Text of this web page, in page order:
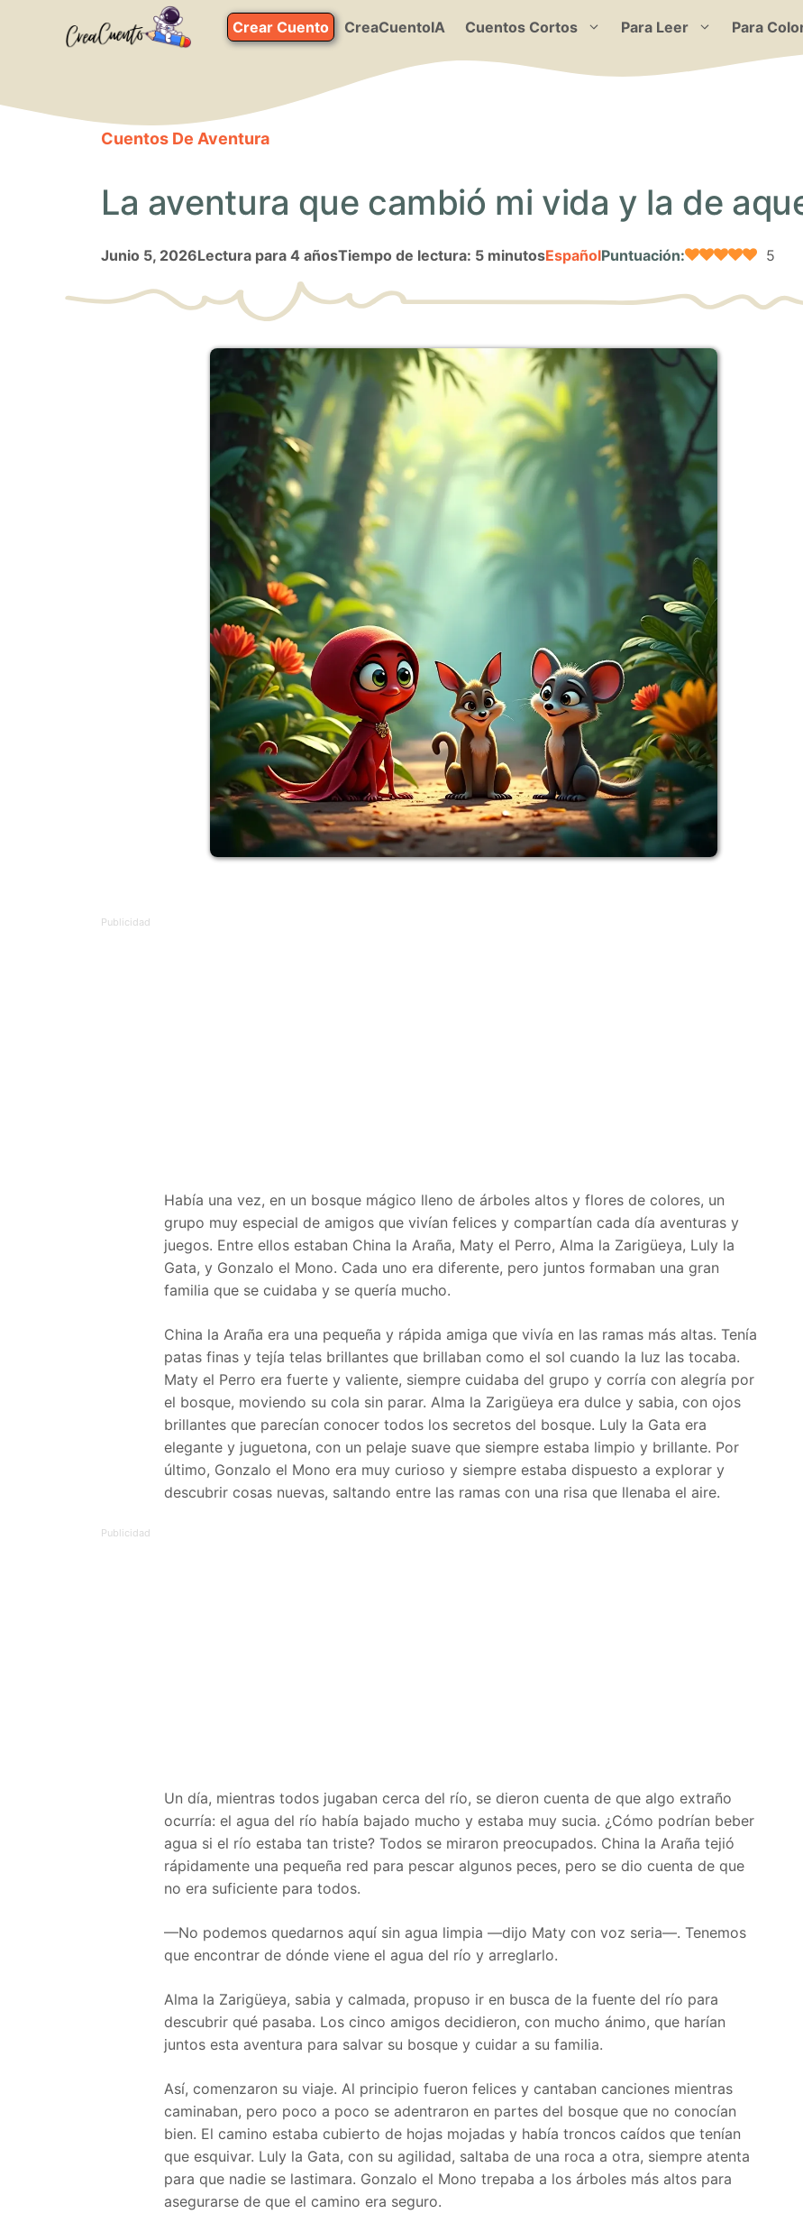
Crear Cuento CreaCuentoIA Cuentos Cortos Para Leer Para
Cuentos De Aventura
La aventura que cambió mi vida y la de
junio 5, 2026Lectura para 4 añosTiempo de lectura: 5 minutosEspañolPuntuación: 5
Había una vez, en un bosque mágico lleno de árboles altos y flores de colores, un
grupo muy especial de amigos que vivían felices y compartían cada día aventuras y
juegos. Entre ellos estaban China la Araña, Maty el Perro, Alma la Zarigüeya, Luly la
Gata, y Gonzalo el Mono. Cada uno era diferente, pero juntos formaban una gran
familia que se cuidaba y se quería mucho.
China la Araña era una pequeña y rápida amiga que vivía en las ramas más altas. Tenía
patas finas y tejía telas brillantes que brillaban como el sol cuando la luz las tocaba.
Maty el Perro era fuerte y valiente, siempre cuidaba del grupo y corría con alegría por
el bosque, moviendo su cola sin parar. Alma la Zarigüeya era dulce y sabia, con ojos
brillantes que parecían conocer todos los secretos del bosque. Luly la Gata era
elegante y juguetona, con un pelaje suave que siempre estaba limpio y brillante. Por
último, Gonzalo el Mono era muy curioso y siempre estaba dispuesto a explorar y
descubrir cosas nuevas, saltando entre las ramas con una risa que llenaba el aire.
Un día, mientras todos jugaban cerca del río, se dieron cuenta de que algo extraño
ocurría: el agua del río había bajado mucho y estaba muy sucia. ¿Cómo podrían beber
agua si el río estaba tan triste? Todos se miraron preocupados. China la Araña tejió
rápidamente una pequeña red para pescar algunos peces, pero se dio cuenta de que
no era suficiente para todos.
—No podemos quedarnos aquí sin agua limpia —dijo Maty con voz seria—. Tenemos
que encontrar de dónde viene el agua del río y arreglarlo.
Alma la Zarigüeya, sabia y calmada, propuso ir en busca de la fuente del río para
descubrir qué pasaba. Los cinco amigos decidieron, con mucho ánimo, que harían
juntos esta aventura para salvar su bosque y cuidar a su familia.
Así, comenzaron su viaje. Al principio fueron felices y cantaban canciones mientras
caminaban, pero poco a poco se adentraron en partes del bosque que no conocían
bien. El camino estaba cubierto de hojas mojadas y había troncos caídos que tenían
que esquivar. Luly la Gata, con su agilidad, saltaba de una roca a otra, siempre atenta
para que nadie se lastimara. Gonzalo el Mono trepaba a los árboles más altos para
asegurarse de que el camino era seguro.